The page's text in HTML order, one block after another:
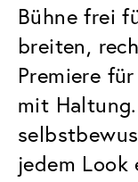
Bühne frei
breiten,
Premiere
mit
jedem Look